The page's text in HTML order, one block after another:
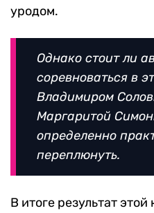
уродом.
Однако стоит ли
соревноваться в
Владимиром
Маргаритой
определенно
переплюнуть.
В итоге результат